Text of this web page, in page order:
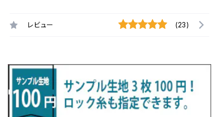
レビュー (23)